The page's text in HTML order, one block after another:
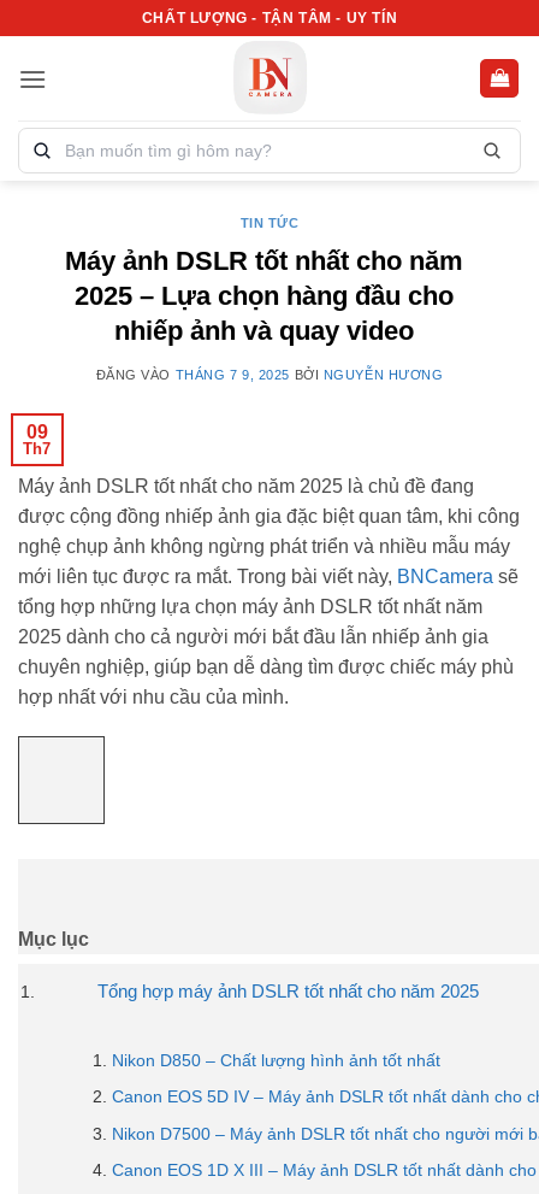
nội
CHẤT LƯỢNG - TẬN TÂM - UY TÍN
Tìm
kiếm
TIN TỨC
Máy ảnh DSLR tốt nhất cho năm
2025 – Lựa chọn hàng đầu cho
nhiếp ảnh và quay video
ĐĂNG VÀO THÁNG 7 9, 2025 BỞI NGUYỄN HƯƠNG
09
Th7
Máy ảnh DSLR tốt nhất cho năm 2025 là chủ đề đang
được cộng đồng nhiếp ảnh gia đặc biệt quan tâm, khi công
nghệ chụp ảnh không ngừng phát triển và nhiều mẫu máy
mới liên tục được ra mắt. Trong bài viết này, BNCamera sẽ
tổng hợp những lựa chọn máy ảnh DSLR tốt nhất năm
2025 dành cho cả người mới bắt đầu lẫn nhiếp ảnh gia
chuyên nghiệp, giúp bạn dễ dàng tìm được chiếc máy phù
hợp nhất với nhu cầu của mình.
Mục lục
Tổng hợp máy ảnh DSLR tốt nhất cho năm 2025
Nikon D850 – Chất lượng hình ảnh tốt nhất
Canon EOS 5D IV – Máy ảnh DSLR tốt nhất dành cho
Nikon D7500 – Máy ảnh DSLR tốt nhất cho người mới
Canon EOS 1D X III – Máy ảnh DSLR tốt nhất dành